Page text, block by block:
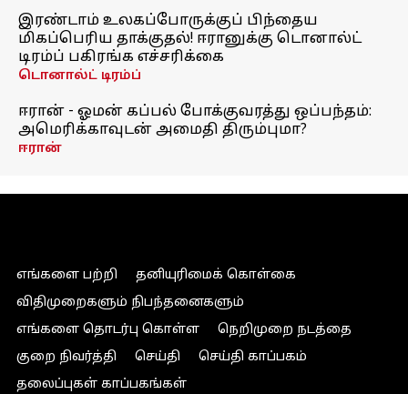
இரண்டாம் உலகப்போருக்குப் பிந்தைய
மிகப்பெரிய தாக்குதல்! ஈரானுக்கு டொனால்ட்
டிரம்ப் பகிரங்க எச்சரிக்கை
டொனால்ட் டிரம்ப்
ஈரான் - ஓமன் கப்பல் போக்குவரத்து ஒப்பந்தம்:
அமெரிக்காவுடன் அமைதி திரும்புமா?
ஈரான்
எங்களை பற்றி
தனியுரிமைக் கொள்கை
விதிமுறைகளும் நிபந்தனைகளும்
எங்களை தொடர்பு கொள்ள
நெறிமுறை நடத்தை
குறை நிவர்த்தி
செய்தி
செய்தி காப்பகம்
தலைப்புகள் காப்பகங்கள்